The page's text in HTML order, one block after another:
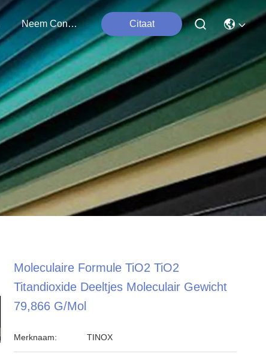
Neem Contact Met Ons Op Citaat
Moleculaire Formule TiO2 TiO2
Titandioxide Deeltjes Moleculair Gewicht
79,866 G/mol
Merknaam: TINOX